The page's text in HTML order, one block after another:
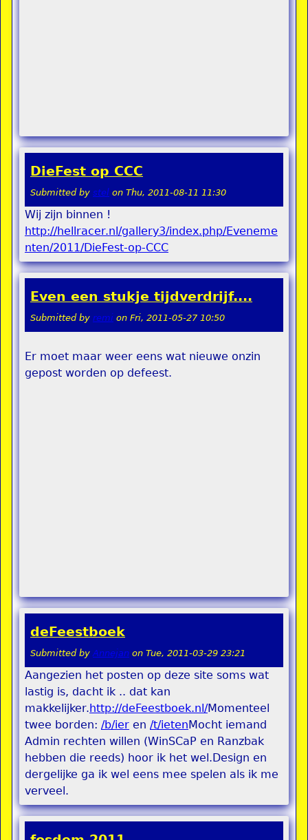
DieFest op CCC
Submitted by stel on Thu, 2011-08-11 11:30
Wij zijn binnen !
http://hellracer.nl/gallery3/index.php/Eveneme
nten/2011/DieFest-op-CCC
Even een stukje tijdverdrijf....
Submitted by remi on Fri, 2011-05-27 10:50
Er moet maar weer eens wat nieuwe onzin
gepost worden op defeest.
deFeestboek
Submitted byAnnejan on Tue, 2011-03-29 23:21
Aangezien het posten op deze site soms wat
lastig is, dacht ik .. dat kan
makkelijker.http://deFeestboek.nl/Momenteel
twee borden: /b/ier en /t/ietenMocht iemand
Admin rechten willen (WinSCaP en Ranzbak
hebben die reeds) hoor ik het wel.Design en
dergelijke ga ik wel eens mee spelen als ik me
verveel.